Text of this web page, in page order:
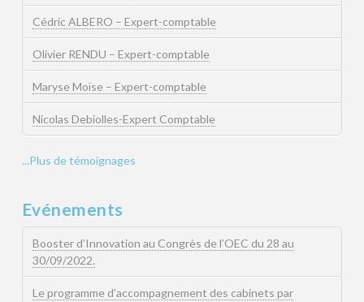
Cédric ALBERO – Expert-comptable
Olivier RENDU – Expert-comptable
Maryse Moïse – Expert-comptable
Nicolas Debiolles-Expert Comptable
...Plus de témoignages
Evénements
Booster d’Innovation au Congrès de l’OEC du 28 au
30/09/2022.
Le programme d’accompagnement des cabinets par